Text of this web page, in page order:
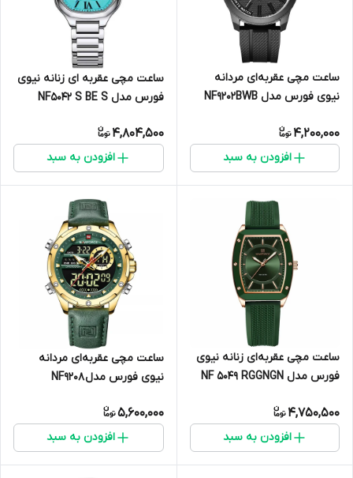
ساعت مچی عقربه‌ای مردانه
نیوی فورس مدل NF9202BWB
4,200,000
افزودن به سبد
ساعت مچی عقربه ای زنانه نیوی
فورس مدل NF5042 S BE S
4,804,500
افزودن به سبد
ساعت مچی عقربه‌ای زنانه نیوی
فورس مدل NF 5049 RGGNGN
4,750,500
افزودن به سبد
ساعت مچی عقربه‌ای مردانه
نیوی فورس مدل NF9208
5,600,000
افزودن به سبد